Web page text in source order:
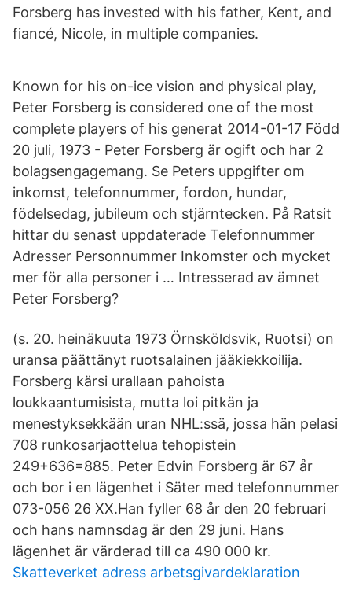
Forsberg has invested with his father, Kent, and
fiancé, Nicole, in multiple companies.
Known for his on-ice vision and physical play,
Peter Forsberg is considered one of the most
complete players of his generat 2014-01-17 Född
20 juli, 1973 - Peter Forsberg är ogift och har 2
bolagsengagemang. Se Peters uppgifter om
inkomst, telefonnummer, fordon, hundar,
födelsedag, jubileum och stjärntecken. På Ratsit
hittar du senast uppdaterade Telefonnummer
Adresser Personnummer Inkomster och mycket
mer för alla personer i … Intresserad av ämnet
Peter Forsberg?
(s. 20. heinäkuuta 1973 Örnsköldsvik, Ruotsi) on
uransa päättänyt ruotsalainen jääkiekkoilija.
Forsberg kärsi urallaan pahoista
loukkaantumisista, mutta loi pitkän ja
menestyksekkään uran NHL:ssä, jossa hän pelasi
708 runkosarjaottelua tehopistein
249+636=885. Peter Edvin Forsberg är 67 år
och bor i en lägenhet i Säter med telefonnummer
073-056 26 XX.Han fyller 68 år den 20 februari
och hans namnsdag är den 29 juni. Hans
lägenhet är värderad till ca 490 000 kr.
Skatteverket adress arbetsgivardeklaration